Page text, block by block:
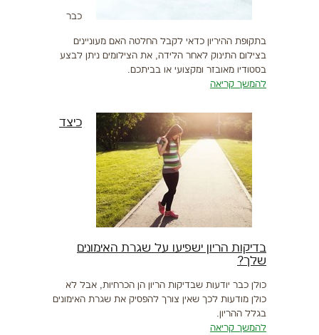
כבר
בתקופת ההיריון כדאי לקבל החלטה האם מעוניינים
בצילום התינוק לאחר הלידה, את הצילומים ניתן לבצע
בסטודיו מאובזר ומקצועי או בביתכם.
להמשך קריאה
כיצד
בדיקות הריון ישפיעו על שגרת האימונים
שלך?
כולן כבר יודעות שבדיקות הריון הן הכרחיות, אבל לא
כולן מודעות לכך שאין צורך להפסיק את שגרת האימונים
בגלל ההריון.
להמשך קריאה